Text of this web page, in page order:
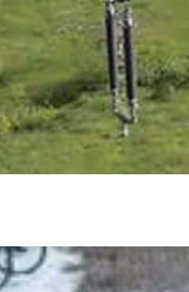
Dazu bedarf es jedoch